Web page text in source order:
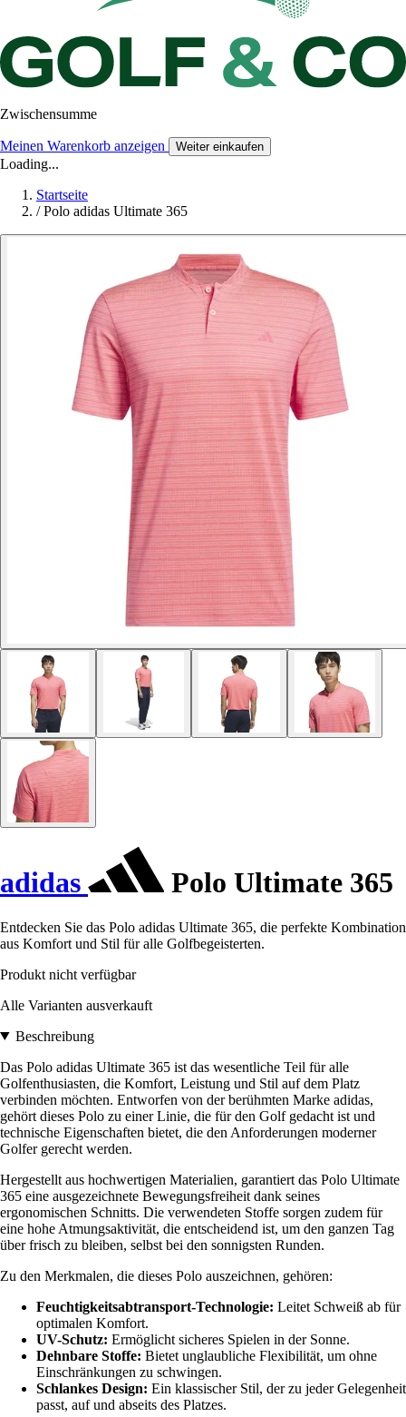
Zwischensumme
Meinen Warenkorb anzeigen Weiter einkaufen
Loading...
Startseite
/ Polo adidas Ultimate 365
adidas Polo Ultimate 365
Entdecken Sie das Polo adidas Ultimate 365, die perfekte Kombination
aus Komfort und Stil für alle Golfbegeisterten.
Produkt nicht verfügbar
Alle Varianten ausverkauft
Beschreibung
Das Polo adidas Ultimate 365 ist das wesentliche Teil für alle
Golfenthusiasten, die Komfort, Leistung und Stil auf dem Platz
verbinden möchten. Entworfen von der berühmten Marke adidas,
gehört dieses Polo zu einer Linie, die für den Golf gedacht ist und
technische Eigenschaften bietet, die den Anforderungen moderner
Golfer gerecht werden.
Hergestellt aus hochwertigen Materialien, garantiert das Polo Ultimate
365 eine ausgezeichnete Bewegungsfreiheit dank seines
ergonomischen Schnitts. Die verwendeten Stoffe sorgen zudem für
eine hohe Atmungsaktivität, die entscheidend ist, um den ganzen Tag
über frisch zu bleiben, selbst bei den sonnigsten Runden.
Zu den Merkmalen, die dieses Polo auszeichnen, gehören:
Feuchtigkeitsabtransport-Technologie: Leitet Schweiß ab für
optimalen Komfort.
UV-Schutz: Ermöglicht sicheres Spielen in der Sonne.
Dehnbare Stoffe: Bietet unglaubliche Flexibilität, um ohne
Einschränkungen zu schwingen.
Schlankes Design: Ein klassischer Stil, der zu jeder Gelegenheit
passt, auf und abseits des Platzes.